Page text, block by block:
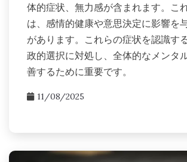
体的症状、無力感が含まれます。こ
は、感情的健康や意思決定に影響を
があります。これらの症状を認識す
政的選択に対処し、全体的なメンタ
善するために重要です。
11/08/2025